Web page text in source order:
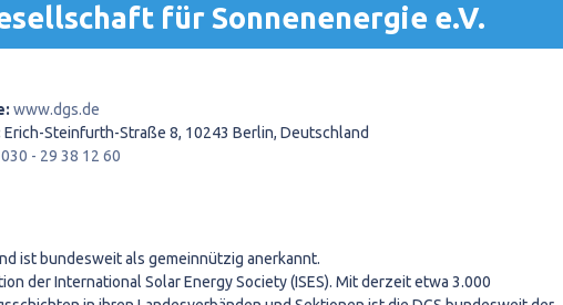
für Sonnenenergie e.V.
www.dgs.de
Erich-Steinfurth-Straße 8, 10243 Berlin, Deutschland
030 - 29 38 12 60
ist bundesweit als gemeinnützig anerkannt.
der International Solar Energy Society (ISES). Mit derzeit etwa 3.000